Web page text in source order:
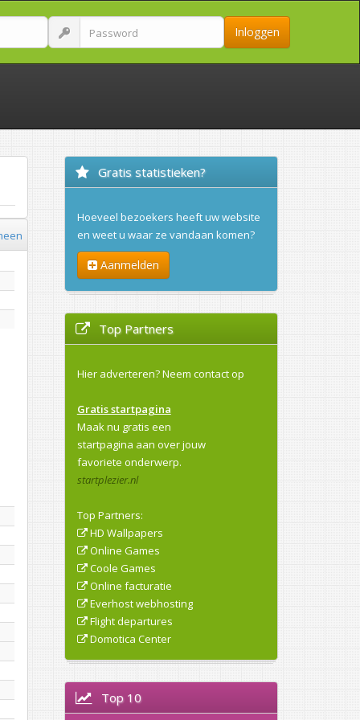
Inloggen
Gratis statistieken?
Hoeveel bezoekers heeft uw website
en weet u waar ze vandaan komen?
Aanmelden
Top Partners
Hier adverteren?Neem contact op
Gratis startpagina
Maak nu gratis een
startpagina aan over jouw
favoriete onderwerp.
startplezier.nl
Top Partners:
HD Wallpapers
Online Games
Coole Games
Online facturatie
Everhost webhosting
Flight departures
Domotica Center
Top 10